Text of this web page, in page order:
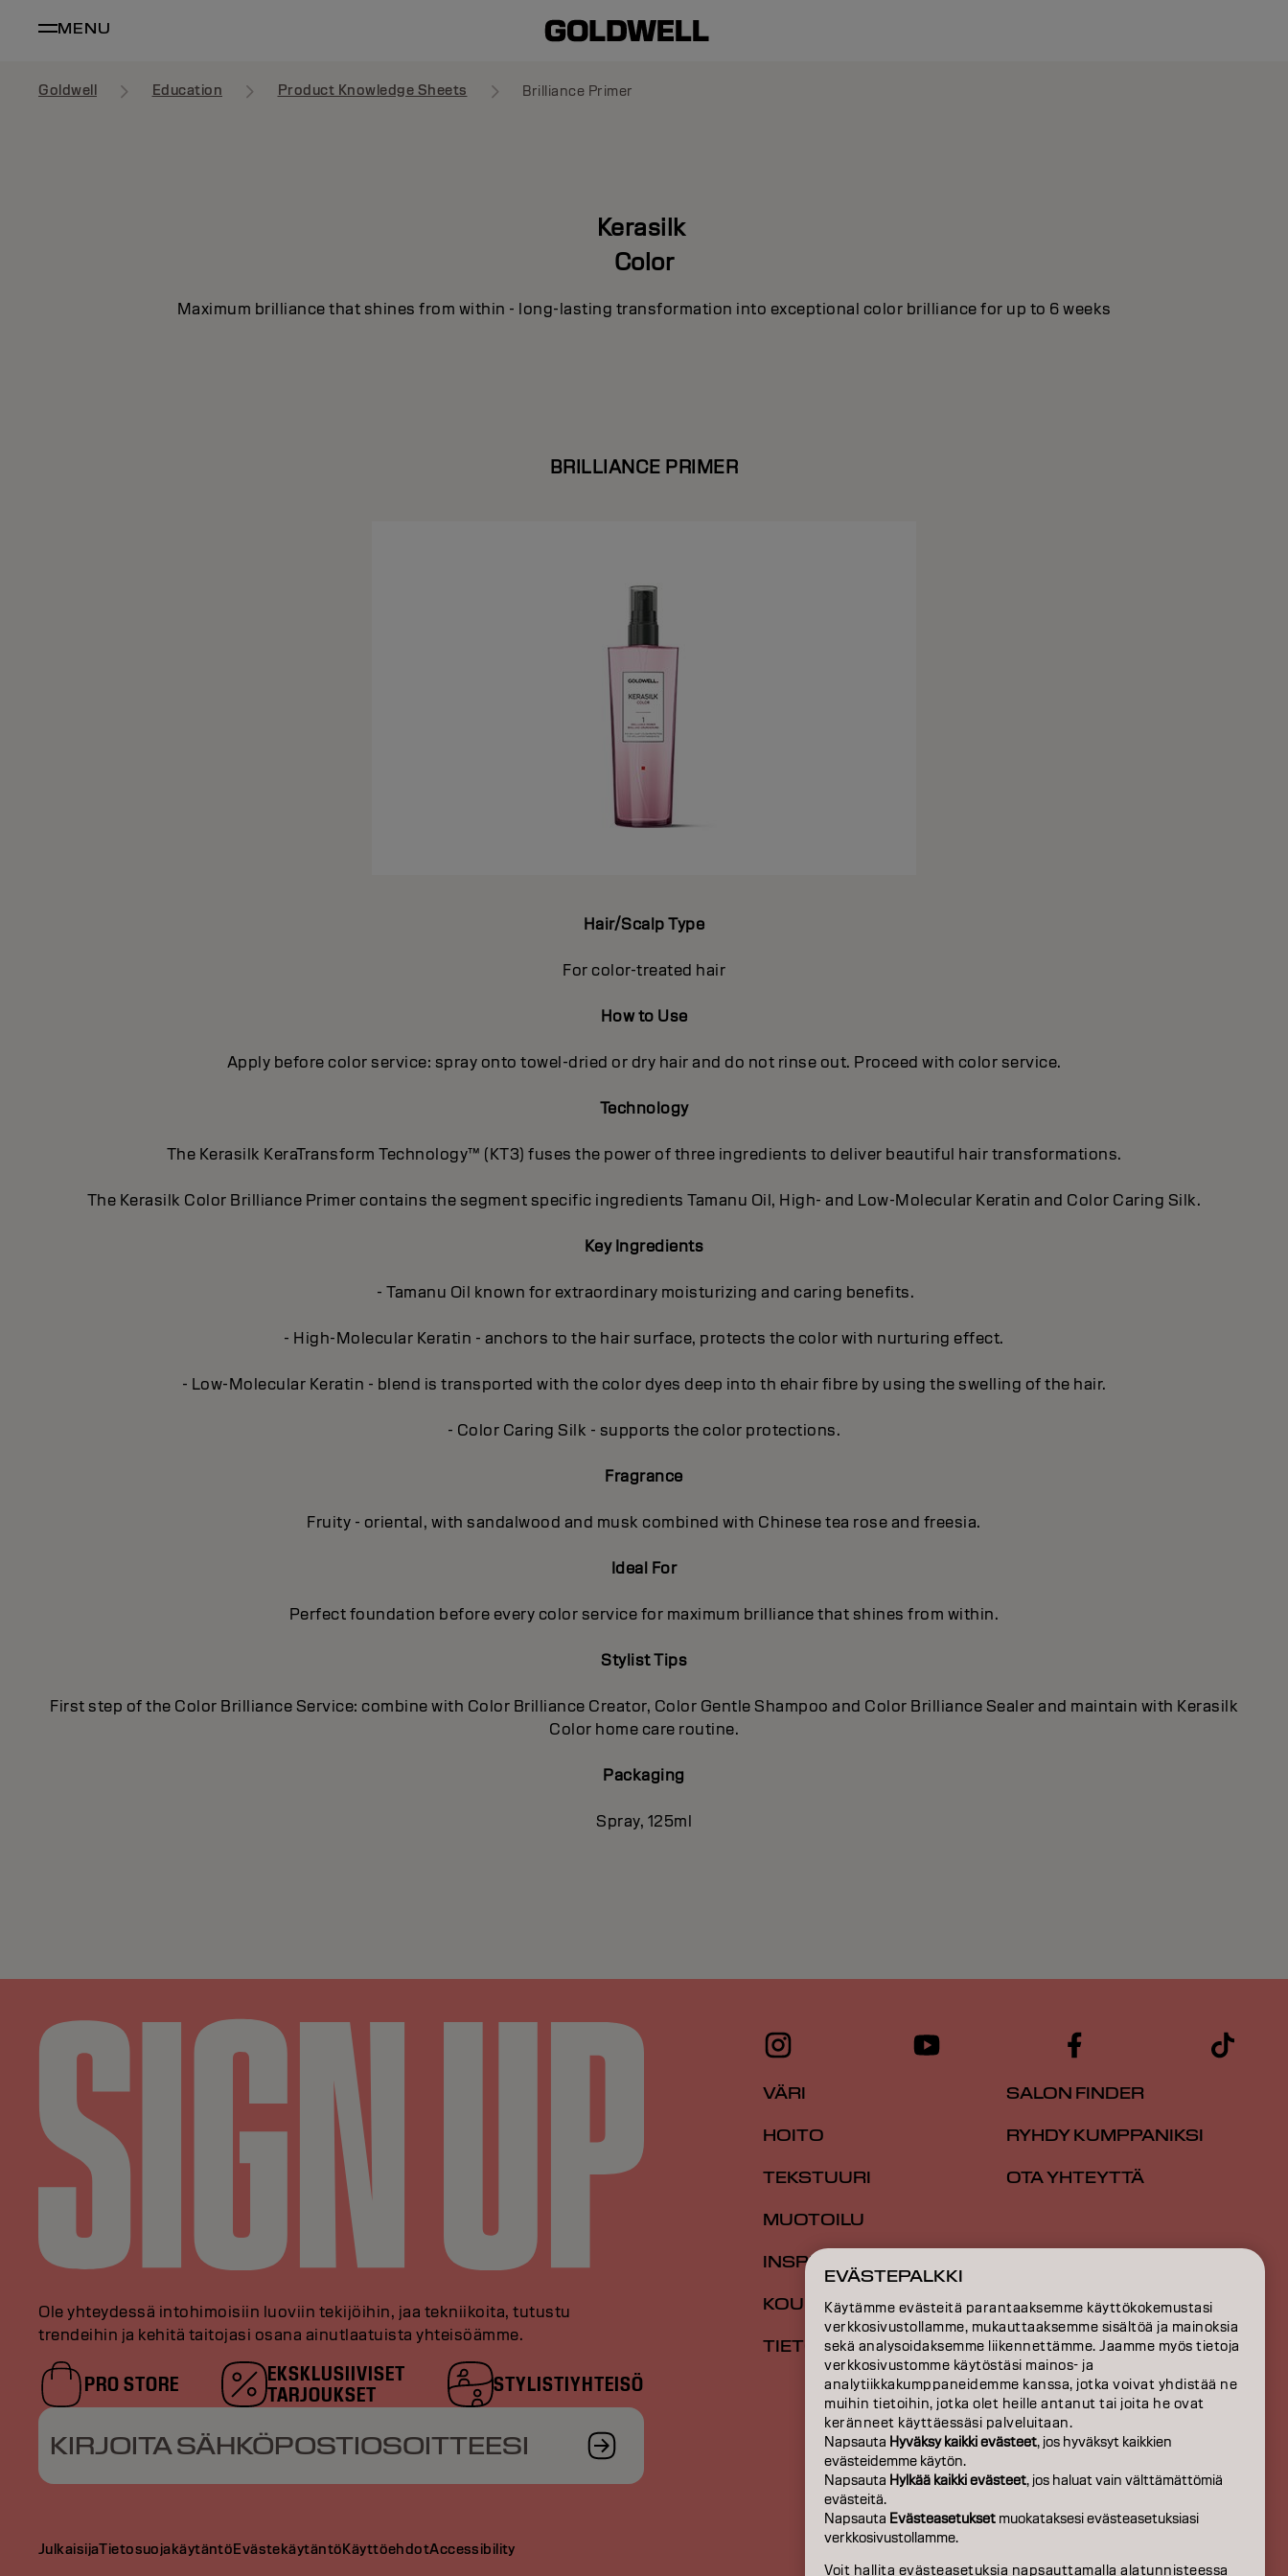
MENU
Goldwell Education Product Knowledge Sheets Brilliance Primer
Kerasilk
Color
Maximum brilliance that shines from within - long-lasting transformation into exceptional color brilliance for up to 6 weeks
BRILLIANCE PRIMER
Hair/Scalp Type
For color-treated hair
How to Use
Apply before color service: spray onto towel-dried or dry hair and do not rinse out. Proceed with color service.
Technology
The Kerasilk KeraTransform Technology™ (KT3) fuses the power of three ingredients to deliver beautiful hair transformations.
The Kerasilk Color Brilliance Primer contains the segment specific ingredients Tamanu Oil, High- and Low-Molecular Keratin and Color Caring Silk.
Key Ingredients
- Tamanu Oil known for extraordinary moisturizing and caring benefits.
- High-Molecular Keratin - anchors to the hair surface, protects the color with nurturing effect.
- Low-Molecular Keratin - blend is transported with the color dyes deep into th ehair fibre by using the swelling of the hair.
- Color Caring Silk - supports the color protections.
Fragrance
Fruity - oriental, with sandalwood and musk combined with Chinese tea rose and freesia.
Ideal For
Perfect foundation before every color service for maximum brilliance that shines from within.
Stylist Tips
First step of the Color Brilliance Service: combine with Color Brilliance Creator, Color Gentle Shampoo and Color Brilliance Sealer and maintain with Kerasilk
Color home care routine.
Packaging
Spray, 125ml
Ole yhteydessä intohimoisiin luoviin tekijöihin, jaa tekniikoita, tutustu
trendeihin ja kehitä taitojasi osana ainutlaatuista yhteisöämme.
PRO STORE
EKSKLUSIIVISET
TARJOUKSET
STYLISTIYHTEISÖ
KIRJOITA SÄHKÖPOSTIOSOITTEESI
VÄRI
HOITO
TEKSTUURI
MUOTOILU
INSPIRAATIO
KOULUTUS
TIETOA MEISTÄ
SALON FINDER
RYHDY KUMPPANIKSI
OTA YHTEYTTÄ
JulkaisijaTietosuojakäytäntöEvästekäytäntöKäyttöehdotAccessibility
EVÄSTEPALKKI
Käytämme evästeitä parantaaksemme käyttökokemustasi
verkkosivustollamme, mukauttaaksemme sisältöä ja mainoksia
sekä analysoidaksemme liikennettämme. Jaamme myös tietoja
verkkosivustomme käytöstäsi mainos- ja
analytiikkakumppaneidemme kanssa, jotka voivat yhdistää ne
muihin tietoihin, jotka olet heille antanut tai joita he ovat
keränneet käyttäessäsi palveluitaan.
Napsauta Hyväksy kaikki evästeet, jos hyväksyt kaikkien
evästeidemme käytön.
Napsauta Hylkää kaikki evästeet, jos haluat vain välttämättömiä
evästeitä.
Napsauta Evästeasetukset muokataksesi evästeasetuksiasi
verkkosivustollamme.
Voit hallita evästeasetuksia napsauttamalla alatunnisteessa